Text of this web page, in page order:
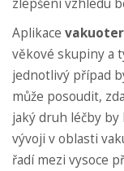
zlepšení vzhledu
Aplikace
věkové skupiny a
jednotlivý případ
může posoudit,
jaký druh léčby
vývoji v oblasti
řadí mezi vysoce